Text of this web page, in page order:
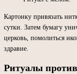
Картонку привязать
сутки. Затем бумагу
церковь, помолиться
здравие.
Ритуалы